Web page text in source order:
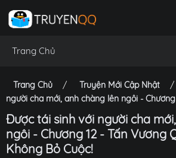
Trang Chủ
Trang Chủ Truyện Mới Cập Nhật
người cha mới, anh chàng lên ngôi - Chương
Được tái sinh với người cha
ngôi - Chương 12 - Tấn Vương
Không Bỏ Cuộc!